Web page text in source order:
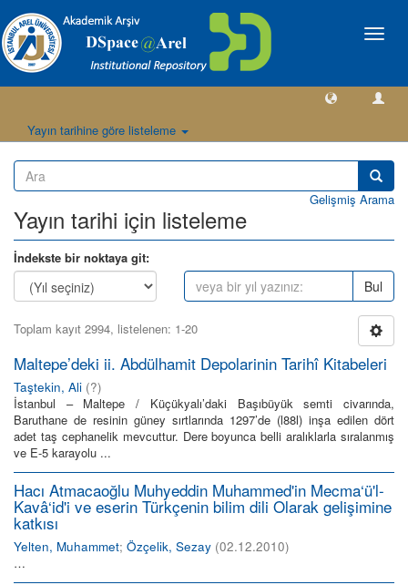
Geçiş
Yayın tarihine göre listeleme
Gelişmiş Arama
Yayın tarihi için listeleme
İndekste bir noktaya git:
Bul
Toplam kayıt 2994, listelenen: 1-20
Maltepe’deki ii. Abdülhamit Depolarinin Tarihî Kitabeleri
Taştekin, Ali (?)
İstanbul – Maltepe / Küçükyalı’daki Başıbüyük semti civarında,
Baruthane de resinin güney sırtlarında 1297’de (l88l) inşa edilen dört
adet taş cephanelik mevcuttur. Dere boyunca belli aralıklarla sıralanmış
ve E-5 karayolu ...
Hacı Atmacaoğlu Muhyeddin Muhammed'in Mecma‘ü'l-
Kavâ‘id'i ve eserin Türkçenin bilim dili Olarak gelişimine
katkısı
Yelten, Muhammet; Özçelik, Sezay (02.12.2010)
…